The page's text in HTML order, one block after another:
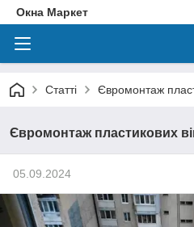
Окна Маркет
Статті Євромонтаж
Євромонтаж пластикових
05.09.2024